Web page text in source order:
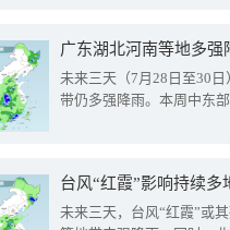
广东湖北河南等地多
未来三天（7月28日至30
带仍多强降雨。本周中东
台风“红霞”影响持续
未来三天，台风“红霞”或